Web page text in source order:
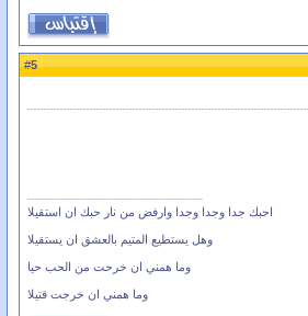
#
5
احبك جدا وجدا وجدا وارفض من نار حبك ان استقيلا
وهل يستطيع المتيم بالعشق ان يستقيلا
وما همني ان خرحت من الحب حيا
وما همني ان خرجت قتيلا